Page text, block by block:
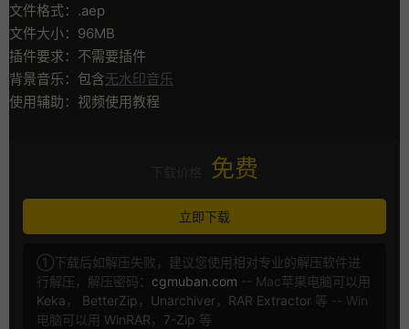
文件格式：.aep
文件大小：96MB
插件要求：不需要插件
背景音乐：包含无水印音乐
使用辅助：视频使用教程
免费
立即下载
①下载后如解压失败，建议您使用相对专业的解压软件进
行解压，解压密码： cgmuban.com -- Mac苹果电脑可以用
Keka ， BetterZip ， Unarchiver， RAR Extractor 等 -- Win
电脑可以用 WinRAR ， 7-Zip 等